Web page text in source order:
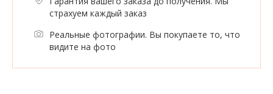
страхуем каждый заказ
Реальные фотографии. Вы покупаете то, что
видите на фото